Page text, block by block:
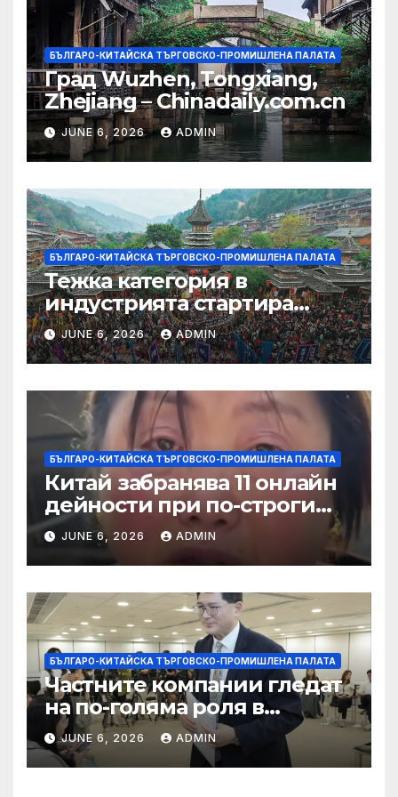
БЪЛГАРО-КИТАЙСКА ТЪРГОВСКО-ПРОМИШЛЕНА ПАЛАТА
Град Wuzhen, Tongxiang,
Zhejiang – Chinadaily.com.cn
JUNE 6, 2026 ADMIN
БЪЛГАРО-КИТАЙСКА ТЪРГОВСКО-ПРОМИШЛЕНА ПАЛАТА
Тежка категория в
индустрията стартира
алианс за космическа
слънчева енергия
JUNE 6, 2026 ADMIN
БЪЛГАРО-КИТАЙСКА ТЪРГОВСКО-ПРОМИШЛЕНА ПАЛАТА
Китай забранява 11 онлайн
дейности при по-строги
правила за ограничаване на
слуховете и
кибернасилниците
JUNE 6, 2026 ADMIN
БЪЛГАРО-КИТАЙСКА ТЪРГОВСКО-ПРОМИШЛЕНА ПАЛАТА
Частните компании гледат
на по-голяма роля в
стратегическата
енергетика
JUNE 6, 2026 ADMIN